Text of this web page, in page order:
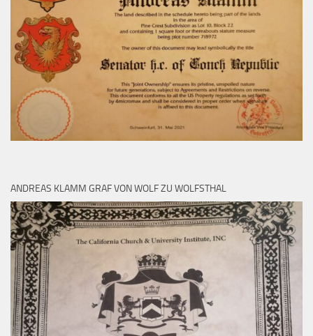
ANDREAS KLAMM GRAF VON WOLF ZU WOLFSTHAL